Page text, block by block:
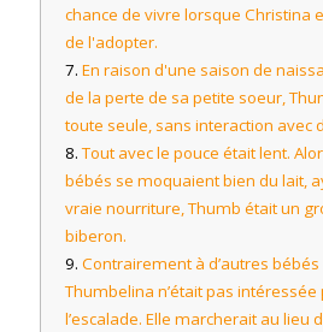
chance de vivre lorsque Christina
de l'adopter.
En raison d'une saison de
de la perte de sa petite soeur,
toute seule, sans interaction avec
Tout avec le pouce était lent.
bébés se moquaient bien du lait,
vraie nourriture, Thumb était un
biberon.
Contrairement à d’autres
Thumbelina n’était pas intéressée
l’escalade. Elle marcherait au lieu